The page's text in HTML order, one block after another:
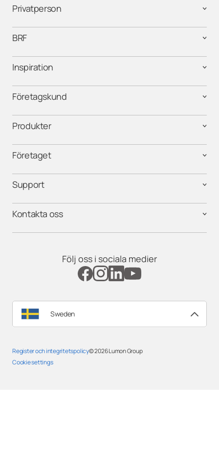
Privatperson
BRF
Inspiration
Företagskund
Produkter
Företaget
Support
Kontakta oss
Följ oss i sociala medier
Sweden
Register och integritetspolicy
Cookie settings
© 2026Lumon Group